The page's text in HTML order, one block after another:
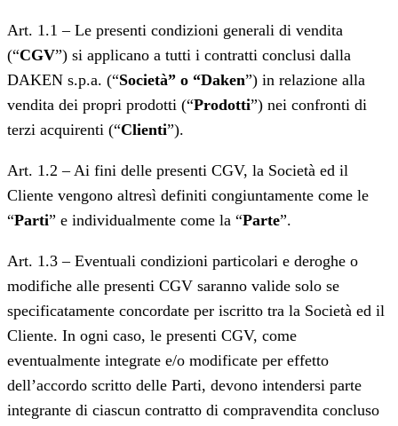
Art. 1.1 – Le presenti condizioni generali di vendita
(“CGV”) si applicano a tutti i contratti conclusi dalla
DAKEN s.p.a. (“Società” o “Daken”) in relazione alla
vendita dei propri prodotti (“Prodotti”) nei confronti di
terzi acquirenti (“Clienti”).
Art. 1.2 – Ai fini delle presenti CGV, la Società ed il
Cliente vengono altresì definiti congiuntamente come le
“Parti” e individualmente come la “Parte”.
Art. 1.3 – Eventuali condizioni particolari e deroghe o
modifiche alle presenti CGV saranno valide solo se
specificatamente concordate per iscritto tra la Società ed il
Cliente. In ogni caso, le presenti CGV, come
eventualmente integrate e/o modificate per effetto
dell’accordo scritto delle Parti, devono intendersi parte
integrante di ciascun contratto di compravendita concluso